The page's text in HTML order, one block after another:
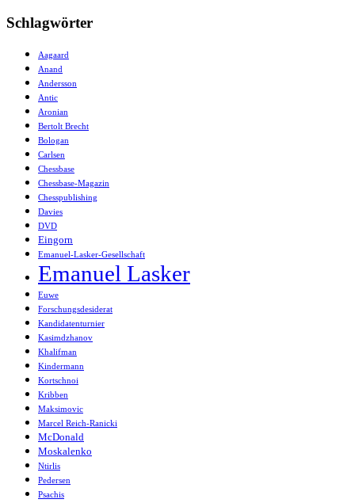
Schlagwörter
Aagaard
Anand
Andersson
Antic
Aronian
Bertolt Brecht
Bologan
Carlsen
Chessbase
Chessbase-Magazin
Chesspublishing
Davies
DVD
Eingorn
Emanuel-Lasker-Gesellschaft
Emanuel Lasker
Euwe
Forschungsdesiderat
Kandidatenturnier
Kasimdzhanov
Khalifman
Kindermann
Kortschnoi
Kribben
Maksimovic
Marcel Reich-Ranicki
McDonald
Moskalenko
Ntirlis
Pedersen
Psachis